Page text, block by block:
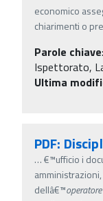
economico
chiarimenti o
Parole chiave:
Ispettorato,
Ultima
PDF:
…€™ufficio i
dellâ€™operatore